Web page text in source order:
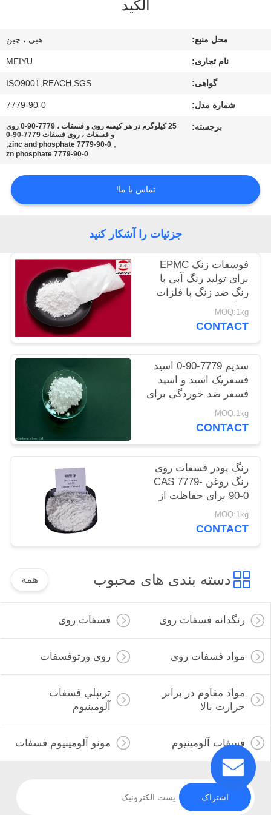
کیفیت
درخواست
نقل
نقشه
سایت
PRIVACY
POLICY
آلکید
محل منبع: هبی ، چین
نام تجاری: MEIYU
گواهی: ISO9001,REACH,SGS
شماره مدل: 7779-90-0
برجسته:
25 کیلوگرم در هر کیسه روی و فسفات ، 7779-90-0 روی
و فسفات ، روی فسفات 7779-90-0
,
7779-90-0 zinc and phosphate
,
zn phosphate 7779-90-0
تماس با ما!
جزئیات را آشکار کنید
فوسفات زنک EPMC
برای تولید رنگ آبی با
رنگ ضد زنگ با فلزات
سنگین کم
MOQ:1kg
CONTACT
سدیم 7779-90-0 اسید
فسفریک اسید و اسید
فسفر ضد خوردگی برای
فولاد
MOQ:1kg
CONTACT
رنگ پودر فسفات روی
رنگ روغن CAS 7779-
90-0 برای حفاظت از
سازه های کشتی و فولاد
MOQ:1kg
CONTACT
دسته بندی های محبوب همه
رنگدانه فسفات روی فسفات روی
مواد فسفات روی روی ورتوفسفات
مواد مقاوم در برابر
حرارت بالا
تريپلي فسفات
آلومينيوم
فسفات آلومینیوم مونو آلومینیوم فسفات
اشتراک